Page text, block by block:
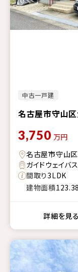
中古一戸建
名古屋市守山
3,750 万円
名古屋市守山
ガイドウェイ
間取り3LDK
建物面積
詳細を見る